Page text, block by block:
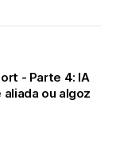
- Parte 4: IA
ou algoz